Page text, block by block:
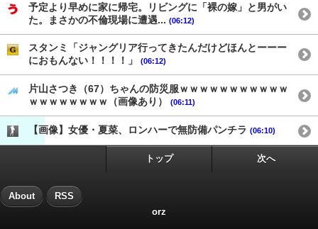
予定より早めに家に帰宅。リビングに「裸の嫁」と男がい
た。まさかの不倫現場に遭遇... (06:12)
スタンミ「ジャングリア行ってきたんだけどほんとーーー
におもんない！！！！」
(06:12)
片山さつき（67）ちゃんの防災服ｗｗｗｗｗｗｗｗｗｗｗ
ｗｗｗｗｗｗｗｗ（画像あり）
(06:11)
【画像】女優・夏菜、ロンハーで無防備パンチラ (06:10)
トップ 次へ
About RSS
orz